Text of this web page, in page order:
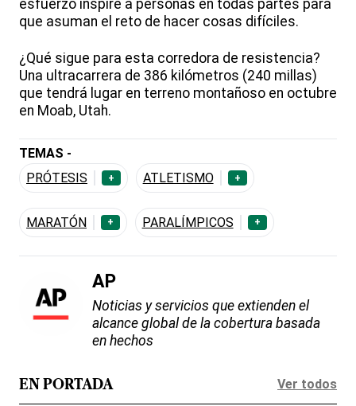
esfuerzo inspire a personas en todas partes para
que asuman el reto de hacer cosas difíciles.
¿Qué sigue para esta corredora de resistencia?
Una ultracarrera de 386 kilómetros (240 millas)
que tendrá lugar en terreno montañoso en octubre
en Moab, Utah.
TEMAS -
PRÓTESIS
+ ATLETISMO +
MARATÓN + PARALÍMPICOS +
AP
Noticias y servicios que extienden el
alcance global de la cobertura basada
en hechos
EN PORTADA Ver todos